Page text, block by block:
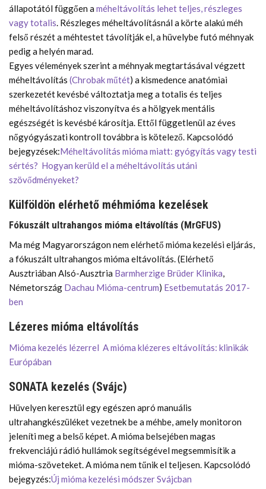
állapotától függően a méheltávolítás lehet teljes, részleges
vagy totalis. Részleges méheltávolításnál a körte alakú méh
felső részét a méhtestet távolítják el, a hüvelybe futó méhnyak
pedig a helyén marad.
Egyes vélemények szerint a méhnyak megtartásával végzett
méheltávolítás (Chrobak műtét) a kismedence anatómiai
szerkezetét kevésbé változtatja meg a totalis és teljes
méheltávolításhoz viszonyítva és a hölgyek mentális
egészségét is kevésbé károsítja. Ettől függetlenül az éves
nőgyógyászati kontroll továbbra is kötelező. Kapcsolódó
bejegyzések:Méheltávolítás mióma miatt: gyógyítás vagy testi
sértés? Hogyan kerüld el a méheltávolítás utáni
szövődményeket?
Külföldön elérhető méhmióma kezelések
Fókuszált ultrahangos mióma eltávolítás (MrGFUS)
Ma még Magyarországon nem elérhető mióma kezelési eljárás,
a fókuszált ultrahangos mióma eltávolítás. (Elérhető
Ausztriában Alsó-Ausztria Barmherzige Brüder Klinika,
Németország Dachau Mióma-centrum) Esetbemutatás 2017-
ben
Lézeres mióma eltávolítás
Mióma kezelés lézerrel A mióma klézeres eltávolítás: klinikák
Európában
SONATA kezelés (Svájc)
Hüvelyen keresztül egy egészen apró manuális
ultrahangkészüléket vezetnek be a méhbe, amely monitoron
jeleníti meg a belső képet. A mióma belsejében magas
frekvenciájú rádió hullámok segítségével megsemmisítik a
mióma-szöveteket. A mióma nem tűnik el teljesen. Kapcsolódó
bejegyzés:Új mióma kezelési módszer Svájcban